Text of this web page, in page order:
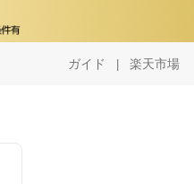
ガイド | 楽天市場